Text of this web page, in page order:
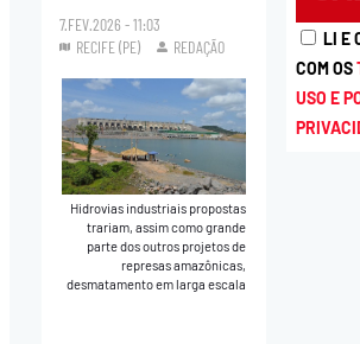
7.FEV.2026 - 11:03
RECIFE (PE)
REDAÇÃO
Hidrovias industriais propostas
trariam, assim como grande
parte dos outros projetos de
represas amazônicas,
desmatamento em larga escala
LI E
COM OS
USO E